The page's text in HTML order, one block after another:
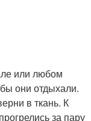
или любом
они отдыхали.
в ткань. К
за пару